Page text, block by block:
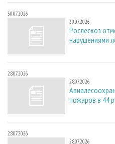
30.07.2026
30.07.2026
Рослесхоз
нарушениями
28.07.2026
28.07.2026
пожаров в 44
28.07.2026
28.07.2026